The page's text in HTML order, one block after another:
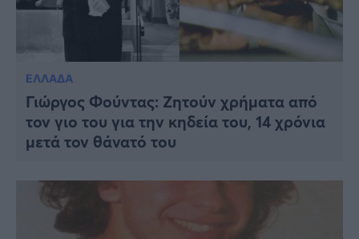
ΕΛΛΑΔΑ
Γιώργος Φούντας: Ζητούν χρήματα από
τον γιο του για την κηδεία του, 14 χρόνια
μετά τον θάνατό του